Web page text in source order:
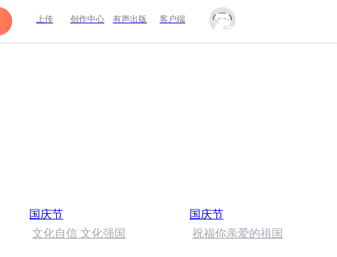
上传 创作中心 有声出版 客户端
国庆节
文化自信 文化强国
国庆节
祝福你亲爱的祖国